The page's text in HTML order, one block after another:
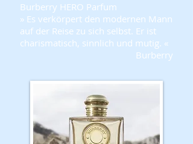
Burberry HERO Parfum
» Es verkörpert den modernen Mann
auf der Reise zu sich selbst. Er ist
charismatisch, sinnlich und mutig. «
Burberry